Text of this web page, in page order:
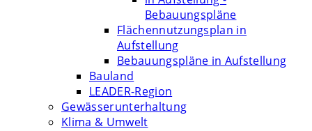
Bebauungspläne
Flächennutzungsplan in
Aufstellung
Bebauungspläne in Aufstellung
Bauland
LEADER-Region
Gewässerunterhaltung
Klima & Umwelt